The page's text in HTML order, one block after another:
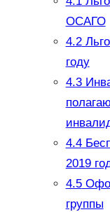
ОСАГО
4.2
году
4.3
4.4
2019
4.5
группы